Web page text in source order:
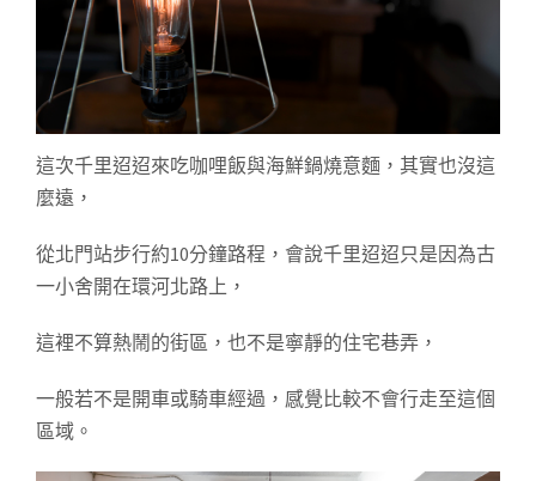
這次千里迢迢來吃咖哩飯與海鮮鍋燒意麵，其實也沒這
麼遠，
從北門站步行約10分鐘路程，會說千里迢迢只是因為古
一小舍開在環河北路上，
這裡不算熱鬧的街區，也不是寧靜的住宅巷弄，
一般若不是開車或騎車經過，感覺比較不會行走至這個
區域。